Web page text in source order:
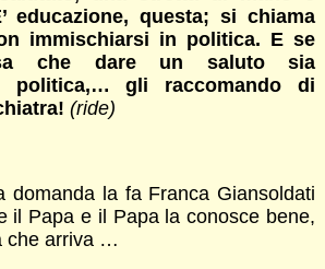
educazione, questa; si chiama
immischiarsi in politica. E se
che dare un saluto sia
politica,… gli raccomando di
(ride)
domanda la fa Franca Giansoldati
il Papa e il Papa la conosce bene,
che arriva …